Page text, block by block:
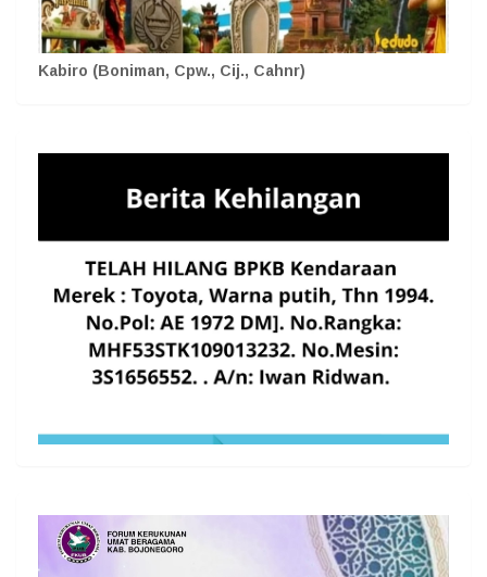
Kabiro (Boniman, Cpw., Cij., Cahnr)